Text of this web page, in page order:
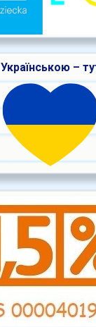
Українською –